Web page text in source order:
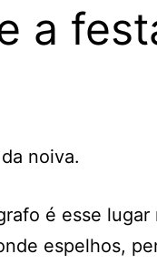
a
é esse lugar
espelhos,